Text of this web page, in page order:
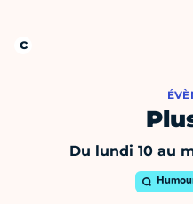
Du lundi 10 au